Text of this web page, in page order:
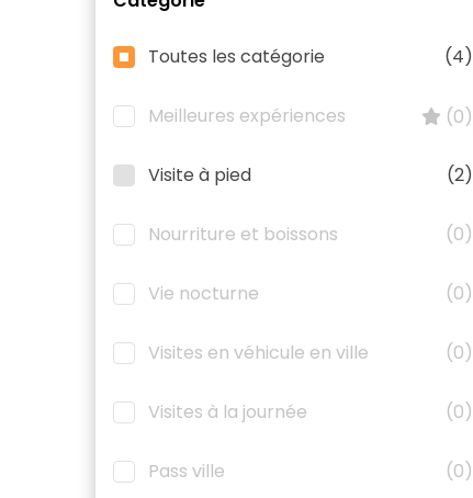
Toutes les catégorie (4)
Meilleures expériences (0)
Visite à pied (2)
Nourriture et boissons (0)
Vie nocturne (0)
Visites en véhicule en ville (0)
Visites à la journée (0)
Pass ville (0)